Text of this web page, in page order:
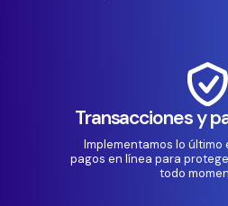
Transacciones y
Implementamos lo último
pagos en línea para
todo